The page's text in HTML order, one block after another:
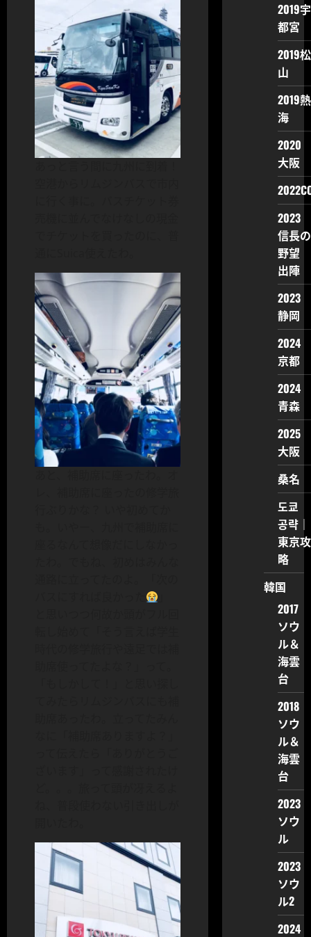
2019宇
都宮
2019松
山
2019熱
海
2020
大阪
2023
信長の
野望
出陣
2023
静岡
2024
京都
2024
青森
2025
大阪
桑名
도쿄
공략｜
東京攻
略
韓国
2017
ソウ
ル＆
海雲
台
2018
ソウ
ル＆
海雲
台
2023
ソウ
ル
2023
ソウ
ル2
2024